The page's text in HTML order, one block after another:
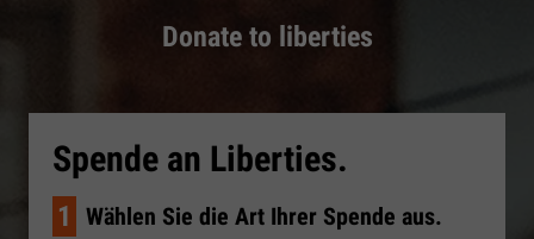
Donate to liberties
Spende an Liberties.
1 Wählen Sie die Art Ihrer Spende aus.